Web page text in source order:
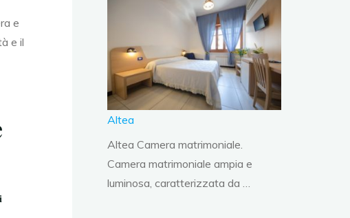
e
e il
Altea
Altea Camera matrimoniale.
Camera matrimoniale ampia e
luminosa, caratterizzata da …